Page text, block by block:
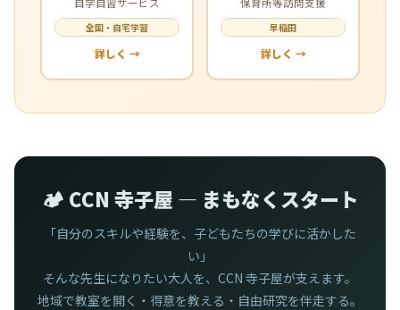
全国・自宅学習
詳しく →
早稲田
詳しく →
🏕️ CCN 寺子屋 — まもなくスタート
「自分のスキルや経験を、子どもたちの学びに活かした
い」
そんな先生になりたい大人を、CCN 寺子屋が支えます。
地域で教室を開く・得意を教える・自由研究を伴走する。